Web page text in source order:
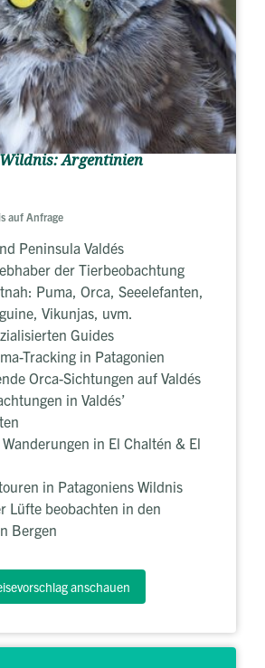
Argentinien
auf Anfrage
Peninsula Valdés
der Tierbeobachtung
Puma, Orca, Seeelefanten,
Vikunjas, uvm.
Guides
Tracking in Patagonien
Orca-Sichtungen auf Valdés
in Valdés’
in El Chaltén & El
in Patagoniens Wildnis
Lüfte beobachten in den
Bergen
anschauen